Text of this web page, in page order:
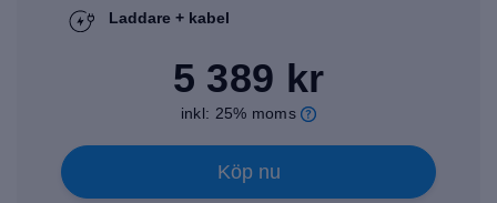
Laddare + kabel
5 389 kr
inkl: 25% moms
Köp nu